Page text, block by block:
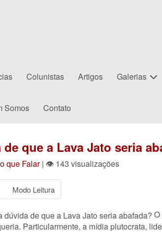
Colunistas Artigos Galerias
Somos Contato
que a Lava Jato seria
que Falar| 👁 143 visualizações
Modo Leitura
dúvida de que a Lava Jato seria abafada?
Particularmente, a mídia plutocrata,